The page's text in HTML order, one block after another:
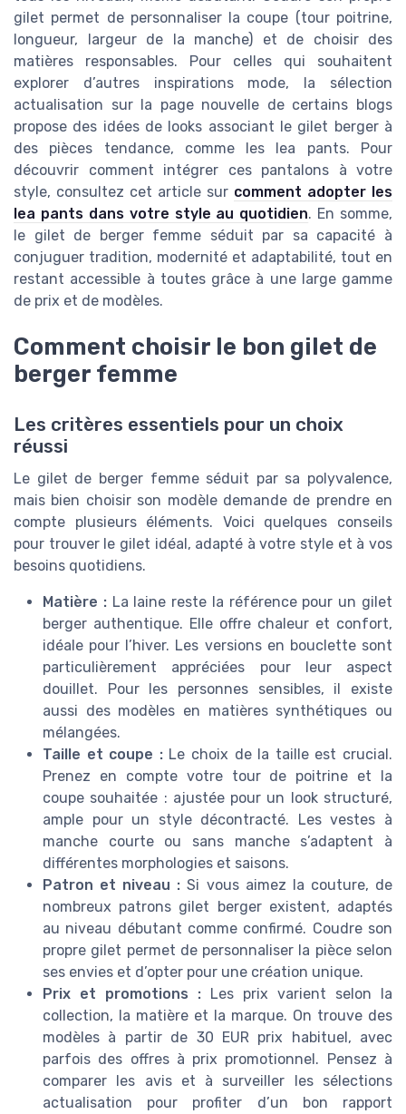
gilet permet de personnaliser la coupe (tour poitrine,
longueur, largeur de la manche) et de choisir des
matières responsables. Pour celles qui souhaitent
explorer d’autres inspirations mode, la sélection
actualisation sur la page nouvelle de certains blogs
propose des idées de looks associant le gilet berger à
des pièces tendance, comme les lea pants. Pour
découvrir comment intégrer ces pantalons à votre
style, consultez cet article sur comment adopter les
lea pants dans votre style au quotidien. En somme,
le gilet de berger femme séduit par sa capacité à
conjuguer tradition, modernité et adaptabilité, tout en
restant accessible à toutes grâce à une large gamme
de prix et de modèles.
Comment choisir le bon gilet de
berger femme
Les critères essentiels pour un choix
réussi
Le gilet de berger femme séduit par sa polyvalence,
mais bien choisir son modèle demande de prendre en
compte plusieurs éléments. Voici quelques conseils
pour trouver le gilet idéal, adapté à votre style et à vos
besoins quotidiens.
Matière :La laine reste la référence pour un gilet
berger authentique. Elle offre chaleur et confort,
idéale pour l’hiver. Les versions en bouclette sont
particulièrement appréciées pour leur aspect
douillet. Pour les personnes sensibles, il existe
aussi des modèles en matières synthétiques ou
mélangées.
Taille et coupe :Le choix de la taille est crucial.
Prenez en compte votre tour de poitrine et la
coupe souhaitée : ajustée pour un look structuré,
ample pour un style décontracté. Les vestes à
manche courte ou sans manche s’adaptent à
différentes morphologies et saisons.
Patron et niveau : Si vous aimez la couture, de
nombreux patrons gilet berger existent, adaptés
au niveau débutant comme confirmé. Coudre son
propre gilet permet de personnaliser la pièce selon
ses envies et d’opter pour une création unique.
Prix et promotions : Les prix varient selon la
collection, la matière et la marque. On trouve des
modèles à partir de 30 EUR prix habituel, avec
parfois des offres à prix promotionnel. Pensez à
comparer les avis et à surveiller les sélections
actualisation pour profiter d’un bon rapport